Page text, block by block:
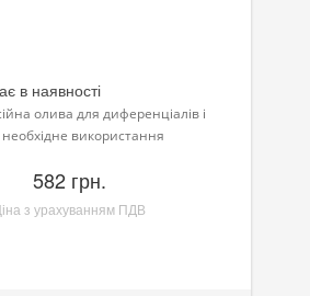
в наявності
олива для диференціалів і
використання
582 грн.
з урахуванням ПДВ